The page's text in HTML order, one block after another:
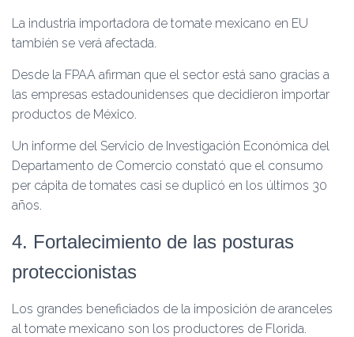
La industria importadora de tomate mexicano en EU
también se verá afectada.
Desde la FPAA afirman que el sector está sano gracias a
las empresas estadounidenses que decidieron importar
productos de México.
Un informe del Servicio de Investigación Económica del
Departamento de Comercio constató que el consumo
per cápita de tomates casi se duplicó en los últimos 30
años.
4. Fortalecimiento de las posturas
proteccionistas
Los grandes beneficiados de la imposición de aranceles
al tomate mexicano son los productores de Florida.